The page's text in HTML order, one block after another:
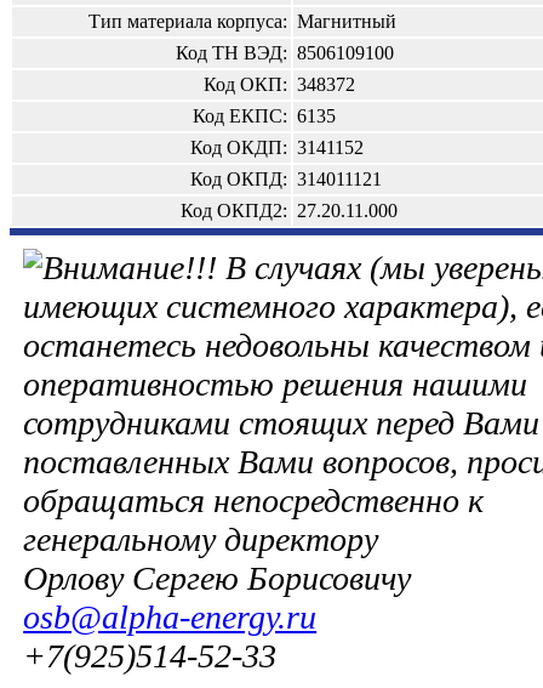
Тип материала корпуса: Магнитный
Код ТН ВЭД: 8506109100
Код ОКП: 348372
Код ЕКПС: 6135
Код ОКДП: 3141152
Код ОКПД: 314011121
Код ОКПД2: 27.20.11.000
В случаях (мы
имеющих системного характера),
останетесь недовольны качеством
оперативностью решения нашими
сотрудниками стоящих перед Вами
поставленных Вами вопросов,
обращаться непосредственно к
генеральному директору
Орлову Сергею Борисовичу
osb@alpha-energy.ru
+7(925)514-52-33